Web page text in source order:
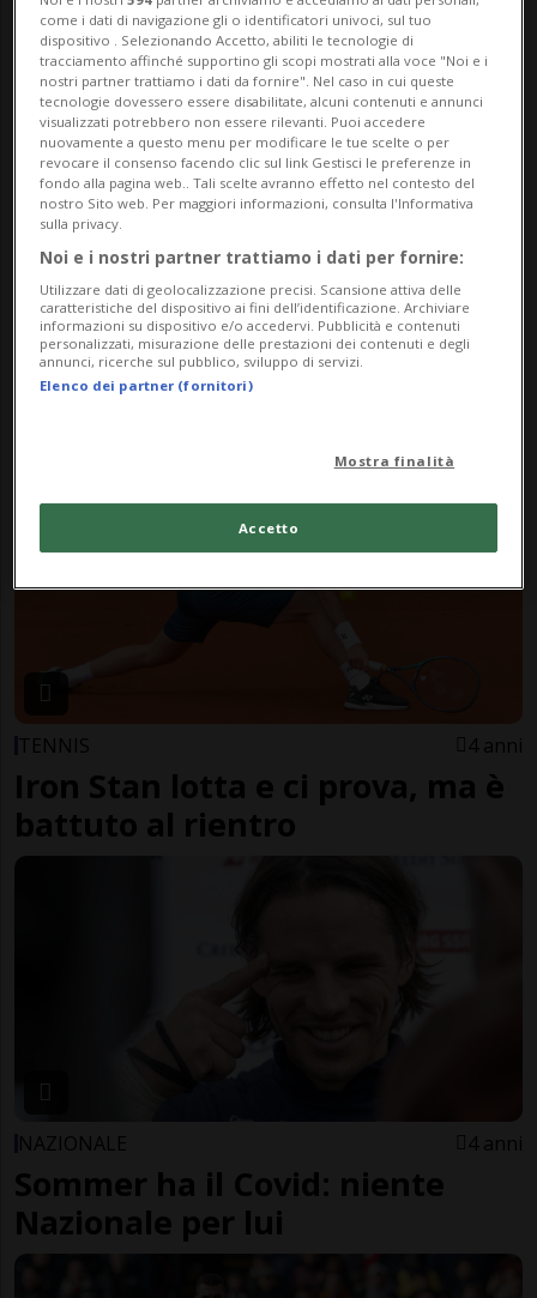
Marbella.
MARBELLA 1 anno
Pareggio per il Lugano con il
TENNIS 4 anni
Iron Stan lotta e ci prova, ma è
battuto al rientro
NAZIONALE 4 anni
Sommer ha il Covid: niente
Nazionale per lui
come i dati di navigazione gli o identificatori univoci, sul tuo
dispositivo . Selezionando Accetto, abiliti le tecnologie di
tracciamento affinché supportino gli scopi mostrati alla voce "Noi e i
nostri partner trattiamo i dati da fornire". Nel caso in cui queste
tecnologie dovessero essere disabilitate, alcuni contenuti e annunci
visualizzati potrebbero non essere rilevanti. Puoi accedere
nuovamente a questo menu per modificare le tue scelte o per
revocare il consenso facendo clic sul link Gestisci le preferenze in
fondo alla pagina web.. Tali scelte avranno effetto nel contesto del
nostro Sito web. Per maggiori informazioni, consulta l'Informativa
sulla privacy.
Noi e i nostri partner trattiamo i dati per fornire:
Utilizzare dati di geolocalizzazione precisi. Scansione attiva delle
caratteristiche del dispositivo ai fini dell’identificazione. Archiviare
informazioni su dispositivo e/o accedervi. Pubblicità e contenuti
personalizzati, misurazione delle prestazioni dei contenuti e degli
annunci, ricerche sul pubblico, sviluppo di servizi.
Elenco dei partner (fornitori)
Mostra finalità
Accetto